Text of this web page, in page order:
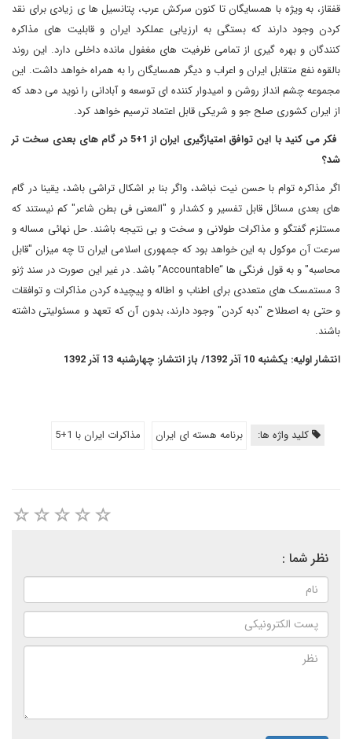
قفقاز، به ویژه با همسایگان تا کنون سرکش عرب، پتانسیل ها ی زیادی برای نقد
کردن وجود دارند که بستگی به ارزیابی عملکرد ایران و قابلیت های مذاکره
کنندگان و بهره گیری از تمامی ظرفیت های مغفول مانده داخلی دارد. این روند
بالقوه نفع متقابل ایران و اعراب و دیگر همسایگان را به همراه خواهد داشت. این
مجموعه چشم انداز روشن و امیدوار کننده ای توسعه و آبادانی را نوید می دهد که
از ایران کشوری صلح جو و شریکی قابل اعتماد ترسیم خواهد کرد.
فکر می کنید با این توافق امتیازگیری ایران از 1+5 در گام های بعدی سخت تر
شد؟
اگر مذاکره توام با حسن نیت نباشد، واگر بنا بر اشکال تراشی باشد، یقینا در گام
های بعدی مسائل قابل تفسیر و کشدار و "المعنی فی بطن شاعر" کم نیستند که
مستلزم گفتگو و مذاکرات طولانی و سخت و بی نتیجه باشند. حل نهائی مساله و
سرعت آن موکول به این خواهد بود که جمهوری اسلامی ایران تا چه میزان "قابل
محاسبه" و به قول فرنگی ها “Accountable” باشد. در غیر این صورت در سند ژنو
3 مستمسک های متعددی برای اطناب و اطاله و پیچیده کردن مذاکرات و توافقات
و حتی به اصطلاح "دبه کردن" وجود دارند، بدون آن که تعهد و مسئولیتی داشته
باشند.
انتشار اولیه: یکشنبه 10 آذر 1392/ باز انتشار: چهارشنبه 13 آذر 1392
کلید واژه ها: برنامه هسته ای ایران مذاکرات ایران با 1+5
نظر شما :